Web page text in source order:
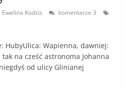
Ewelina Kodzis
komentarze 3
HubyUlica: Wapienna, dawniej:
na cześć astronoma Johanna
od ulicy Glinianej